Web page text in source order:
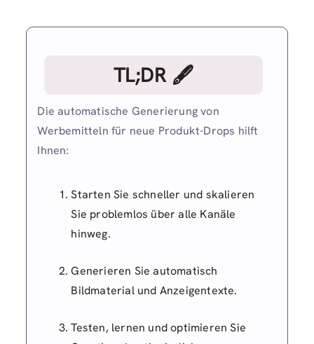
TL;DR 🖋
Die automatische Generierung von
Werbemitteln für neue Produkt-Drops hilft
Ihnen:
Starten Sie schneller und skalieren
Sie problemlos über alle Kanäle
hinweg.
Generieren Sie automatisch
Bildmaterial und Anzeigentexte.
Testen, lernen und optimieren Sie